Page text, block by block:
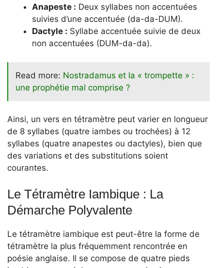
Anapeste : Deux syllabes non accentuées
suivies d’une accentuée (da-da-DUM).
Dactyle : Syllabe accentuée suivie de deux
non accentuées (DUM-da-da).
Read more: Nostradamus et la « trompette » :
une prophétie mal comprise ?
Ainsi, un vers en tétramètre peut varier en longueur
de 8 syllabes (quatre iambes ou trochées) à 12
syllabes (quatre anapestes ou dactyles), bien que
des variations et des substitutions soient
courantes.
Le Tétramètre Iambique : La
Démarche Polyvalente
Le tétramètre iambique est peut-être la forme de
tétramètre la plus fréquemment rencontrée en
poésie anglaise. Il se compose de quatre pieds